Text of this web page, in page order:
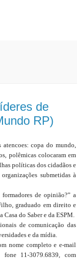
de
RP)
copa do mundo,
polêmicas colocaram em
políticas dos cidadãos e
submetidas à
de opinião?” a
graduado em direito e
do Saber e da ESPM.
de comunicação das
e da mídia.
nome completo e e-mail
fone 11-3079.6839, com